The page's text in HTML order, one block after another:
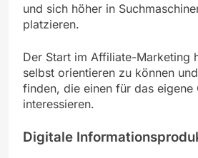
und sich höher in
platzieren.
Der Start im Affiliate-Marketing
selbst orientieren zu können
finden, die einen für das eigene
interessieren.
Digitale